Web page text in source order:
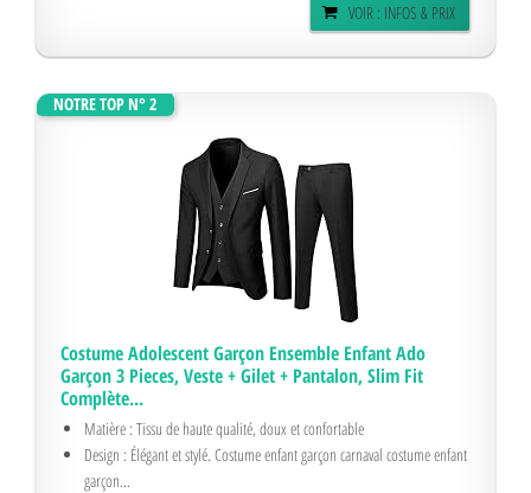
VOIR : INFOS & PRIX
NOTRE TOP N° 2
Costume Adolescent Garçon Ensemble Enfant Ado
Garçon 3 Pieces, Veste + Gilet + Pantalon, Slim Fit
Complète...
Matière : Tissu de haute qualité, doux et confortable
Design : Élégant et stylé. Costume enfant garçon carnaval costume enfant
garçon...